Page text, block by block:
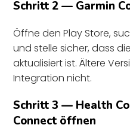
Schritt 2 — Garmin
Öffne den Play Store,
und stelle sicher, dass
aktualisiert ist. Ältere
Integration nicht.
Schritt 3 — Health
Connect öffnen